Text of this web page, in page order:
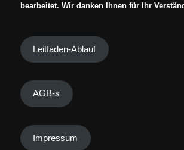
bearbeitet. Wir danken Ihnen für Ihr
Leitfaden-Ablauf
AGB-s
Impressum